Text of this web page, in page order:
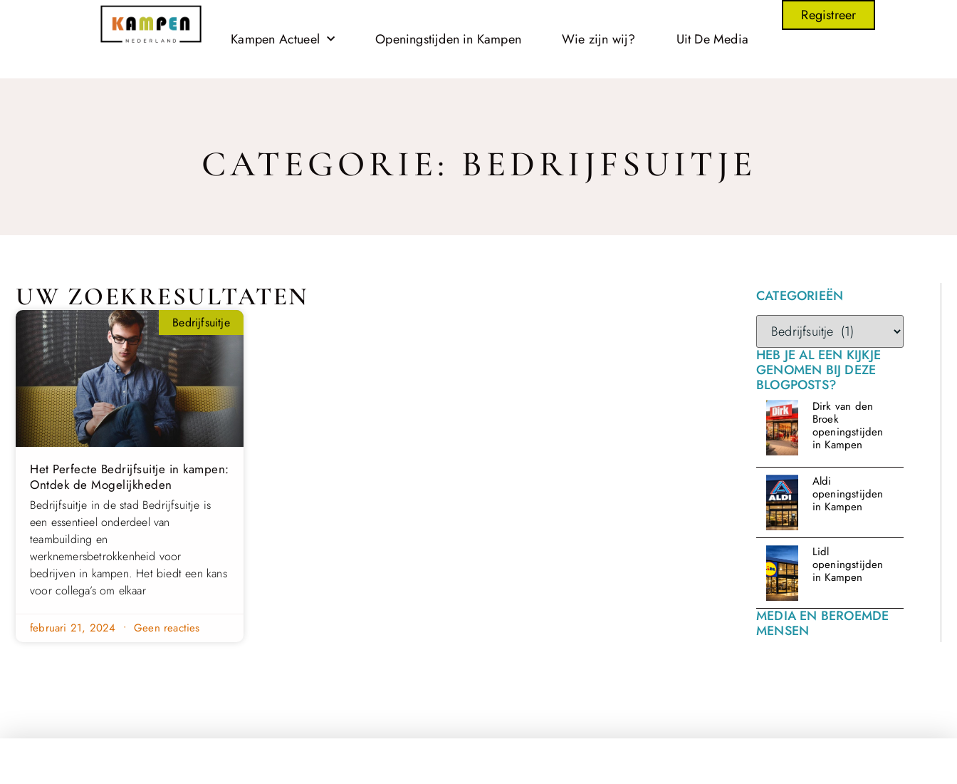
Kampen Actueel Openingstijden in Kampen Wie zijn wij? Uit De Media
Registreer
CATEGORIE: BEDRIJFSUITJE
UW ZOEKRESULTATEN
Bedrijfsuitje
Het Perfecte Bedrijfsuitje in kampen:
Ontdek de Mogelijkheden
Bedrijfsuitje in de stad Bedrijfsuitje is
een essentieel onderdeel van
teambuilding en
werknemersbetrokkenheid voor
bedrijven in kampen. Het biedt een kans
voor collega’s om elkaar
februari 21, 2024 Geen reacties
CATEGORIEËN
HEB JE AL EEN KIJKJE
GENOMEN BIJ DEZE
BLOGPOSTS?
Dirk van den
Broek
openingstijden
in Kampen
Aldi
openingstijden
in Kampen
Lidl
openingstijden
in Kampen
MEDIA EN BEROEMDE
MENSEN